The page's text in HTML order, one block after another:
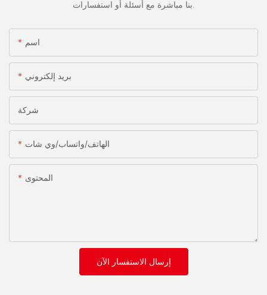
اسم
بريد إلكتروني
شركة
الهاتف/واتساب/وي شات
المحتوى
إرسال الاستفسار الآن